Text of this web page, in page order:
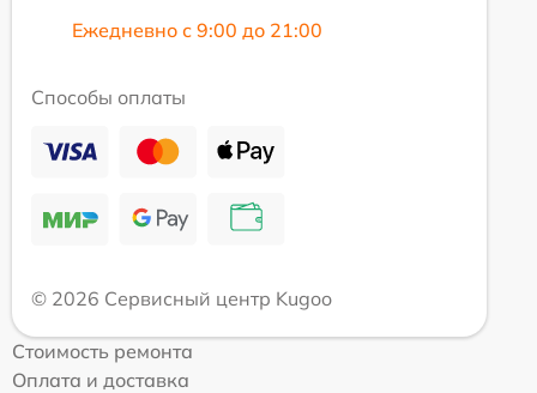
Ежедневно с 9:00 до 21:00
Способы оплаты
© 2026 Сервисный центр Kugoo
Стоимость ремонта
Оплата и доставка